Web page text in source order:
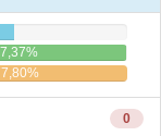
0